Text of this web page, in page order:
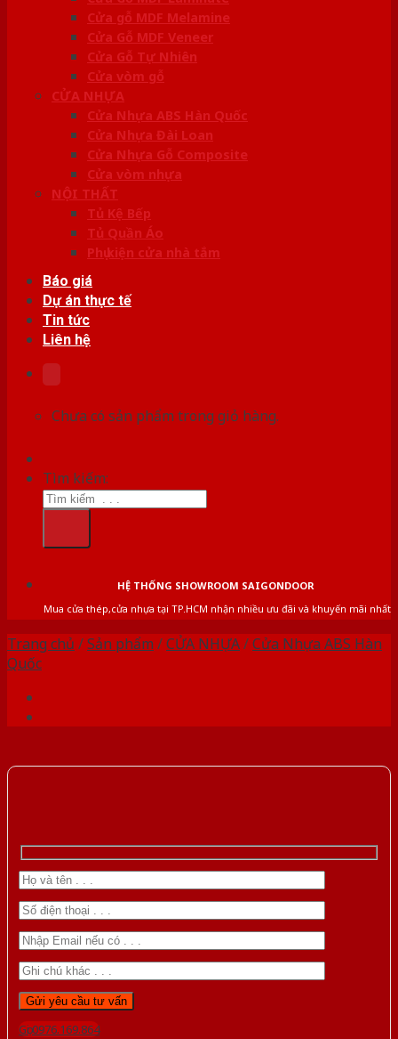
Cửa gỗ MDF Melamine
Cửa Gỗ MDF Veneer
Cửa Gỗ Tự Nhiên
Cửa vòm gỗ
CỬA NHỰA
Cửa Nhựa ABS Hàn Quốc
Cửa Nhựa Đài Loan
Cửa Nhựa Gỗ Composite
Cửa vòm nhựa
NỘI THẤT
Tủ Kệ Bếp
Tủ Quần Áo
Phụ kiện cửa nhà tắm
Báo giá
Dự án thực tế
Tin tức
Liên hệ
Chưa có sản phẩm trong giỏ hàng.
Tìm kiếm:
HỆ THỐNG SHOWROOM SAIGONDOOR
Mua cửa thép,cửa nhựa tại TP.HCM nhận nhiều ưu đãi và khuyến mãi nhất
Trang chủ /Sản phẩm /CỬA NHỰA/Cửa Nhựa ABS Hàn
Quốc
Gọi 0976.169.864